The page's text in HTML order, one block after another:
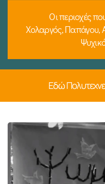
Οι περιοχές
Χολαργός, Παπάγου,
Εδώ